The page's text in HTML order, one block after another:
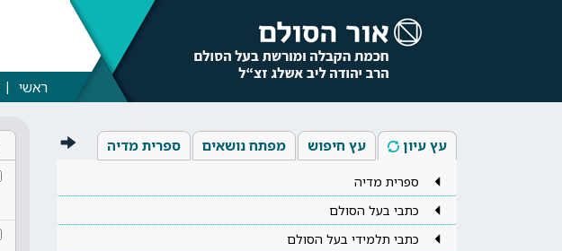
ראשי
עץ עיון עץ חיפוש מפתח נושאים ספרית מדיה
ספרית מדיה
כתבי בעל הסולם
כתבי תלמידי בעל הסולם